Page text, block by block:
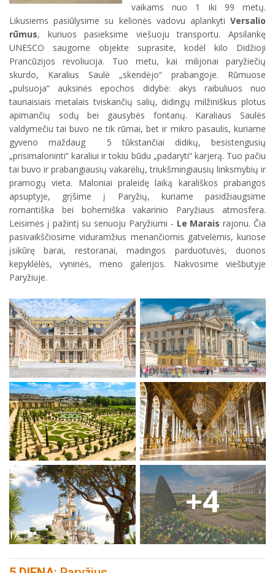
vaikams nuo 1 iki 99 metų.
Likusiems pasiūlysime su kelionės vadovu aplankyti Versalio
rūmus, kuriuos pasieksime viešuoju transportu. Apsilankę
UNESCO saugome objekte suprasite, kodėl kilo Didžioji
Prancūzijos revoliucija. Tuo metu, kai milijonai paryžiečių
skurdo, Karalius Saulė „skendėjo“ prabangoje. Rūmuose
„pulsuoja“ auksinės epochos didybė: akys raibuliuos nuo
tauriaisiais metalais tviskančių salių, didingų milžiniškus plotus
apimančių sodų bei gausybės fontanų. Karaliaus Saulės
valdymečiu tai buvo ne tik rūmai, bet ir mikro pasaulis, kuriame
gyveno maždaug 5 tūkstančiai didikų, besistengusių
„prisimaloninti“ karaliui ir tokiu būdu „padaryti“ karjerą. Tuo pačiu
tai buvo ir prabangiausių vakarėlių, triukšmingiausių linksmybių ir
pramogų vieta. Maloniai praleidę laiką karališkos prabangos
apsuptyje, grįšime į Paryžių, kuriame pasidžiaugsime
romantiška bei bohemiška vakarinio Paryžiaus atmosfera.
Leisimės į pažintį su senuoju Paryžiumi - Le Marais rajonu. Čia
pasivaikščiosime viduramžius menančiomis gatvelėmis, kuriose
įsikūrę barai, restoranai, madingos parduotuvės, duonos
kepyklėlės, vyninės, meno galerijos. Nakvosime viešbutyje
Paryžiuje.
+4